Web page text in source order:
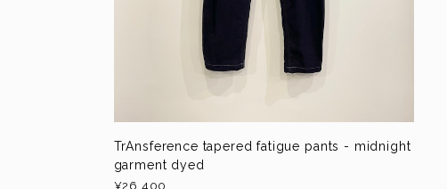
TrAnsference tapered fatigue pants - midnight
garment dyed
¥26,400